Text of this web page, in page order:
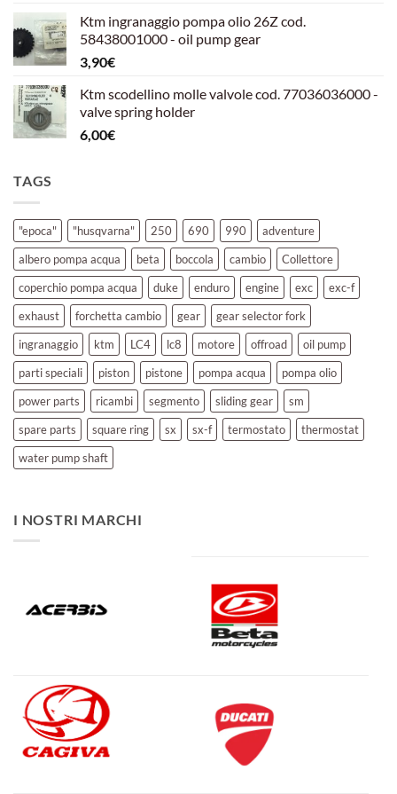
originale
era:
attuale
è:
Ktm ingranaggio pompa olio 26Z cod.
58438001000 - oil pump gear
3,90€
Ktm scodellino molle valvole cod. 77036036000 -
valve spring holder
6,00€
TAGS
"epoca" "husqvarna" 250 690 990
adventure
albero pompa acqua
beta boccola cambio
Collettore
coperchio pompa acqua
duke enduro engine exc
exc-f
exhaust
forchetta cambio gear
gear selector fork
ingranaggio
ktm LC4 lc8 motore offroad
oil pump
parti speciali
piston pistone pompa acqua
pompa olio
power parts
ricambi segmento sliding gear
sm
spare parts
square ring sx sx-f termostato
thermostat
water pump shaft
I NOSTRI MARCHI